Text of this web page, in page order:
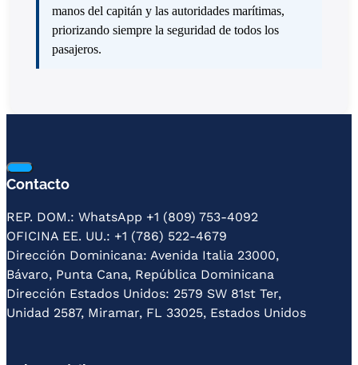
manos del capitán y las autoridades marítimas,
priorizando siempre la seguridad de todos los
pasajeros.
Contacto
REP. DOM.: WhatsApp +1 (809) 753-4092
OFICINA EE. UU.: +1 (786) 522-4679
Dirección Dominicana: Avenida Italia 23000,
Bávaro, Punta Cana, República Dominicana
Dirección Estados Unidos: 2579 SW 81st Ter,
Unidad 2587, Miramar, FL 33025, Estados Unidos